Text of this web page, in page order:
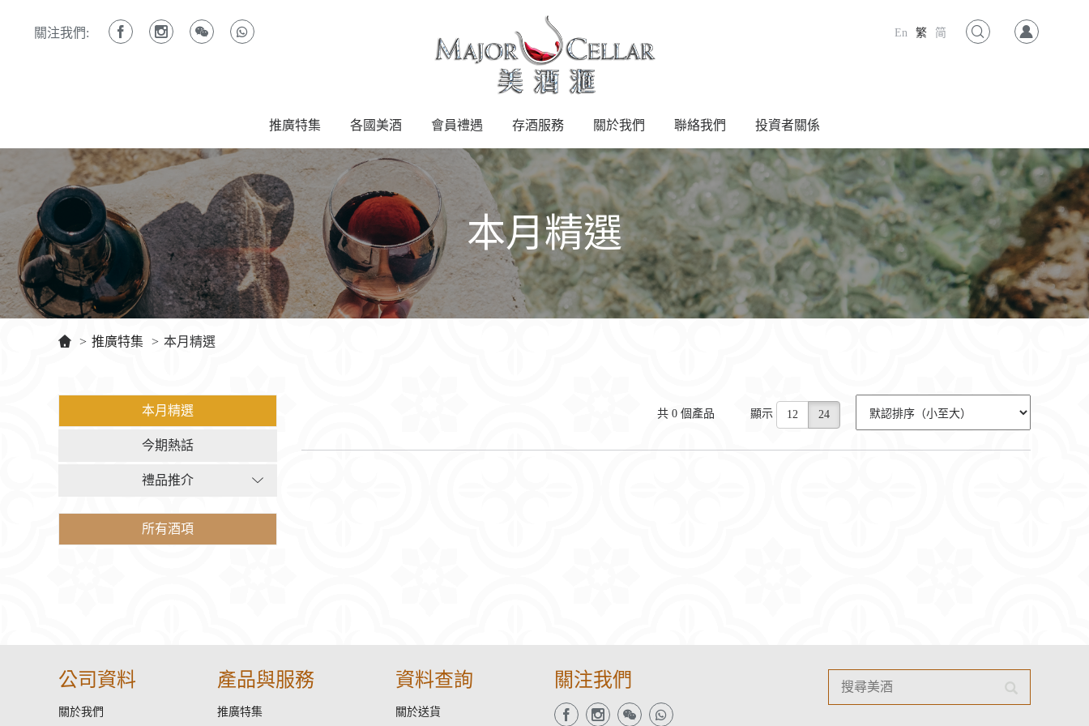
關注我們: En 繁 简
推廣特集 各國美酒 會員禮遇 存酒服務 關於我們 聯絡我們 投資者關係
本月精選
> 推廣特集 > 本月精選
本月精選
今期熱話
禮品推介
所有酒項
共 0 個產品 顯示 12 24
公司資料
關於我們
產品與服務
推廣特集
資料查詢
關於送貨
關注我們